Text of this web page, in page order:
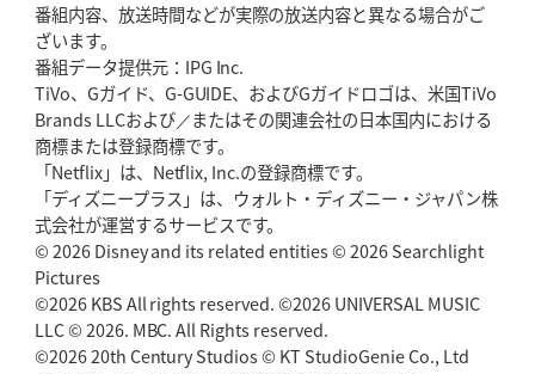
番組内容、放送時間などが実際の放送内容と異なる場合がご
ざいます。
番組データ提供元：IPG Inc.
TiVo、Gガイド、G-GUIDE、およびGガイドロゴは、米国TiVo
Brands LLCおよび／またはその関連会社の日本国内における
商標または登録商標です。
「Netflix」は、Netflix, Inc.の登録商標です。
「ディズニープラス」は、ウォルト・ディズニー・ジャパン株
式会社が運営するサービスです。
© 2026 Disney and its related entities © 2026 Searchlight
Pictures
©2026 KBS All rights reserved. ©2026 UNIVERSAL MUSIC
LLC © 2026. MBC. All Rights reserved.
©2026 20th Century Studios © KT StudioGenie Co., Ltd